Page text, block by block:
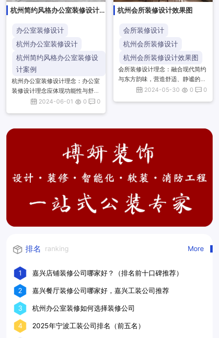
杭州简约风格办公室装修设计
办公室装修设计
杭州办公室装修设计
杭州简约风格办公室装修设
计案例
杭州办公室装修设计理念：办公室
装修设计理念应体现功能性与舒适
性的平衡，注重空间布局的合理
企...
2024-06-01 0 0
杭州会所装修设计效果图
会所装修设计
杭州会所装修设计
杭州会所装修设计效果图
会所装修设计理念：融合现代简约
与东方韵味，营造舒适、静谧的私
密空间。注重细节，运用光影与材
2024-05-30 0 0
排名 ranking More
1 嘉兴店铺装修公司哪家好？（排名前十口碑推荐）
2 嘉兴餐厅装修公司哪家好，嘉兴工装公司推荐
3 杭州办公室装修如何选择装修公司
4 2025年宁波工装公司排名（前五名）